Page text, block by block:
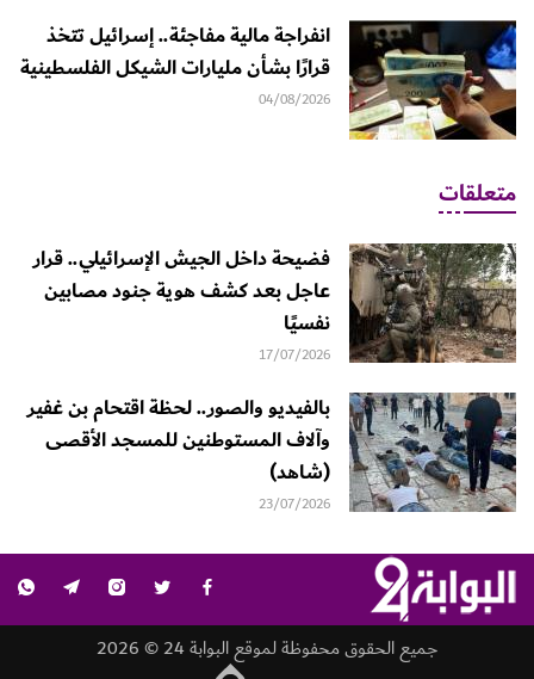
انفراجة مالية مفاجئة.. إسرائيل تتخذ
قرارًا بشأن مليارات الشيكل الفلسطينية
04/08/2026
متعلقات
فضيحة داخل الجيش الإسرائيلي.. قرار
عاجل بعد كشف هوية جنود مصابين
نفسيًا
17/07/2026
بالفيديو والصور.. لحظة اقتحام بن غفير
وآلاف المستوطنين للمسجد الأقصى
(شاهد)
23/07/2026
جميع الحقوق محفوظة لموقع البوابة 24 © 2026